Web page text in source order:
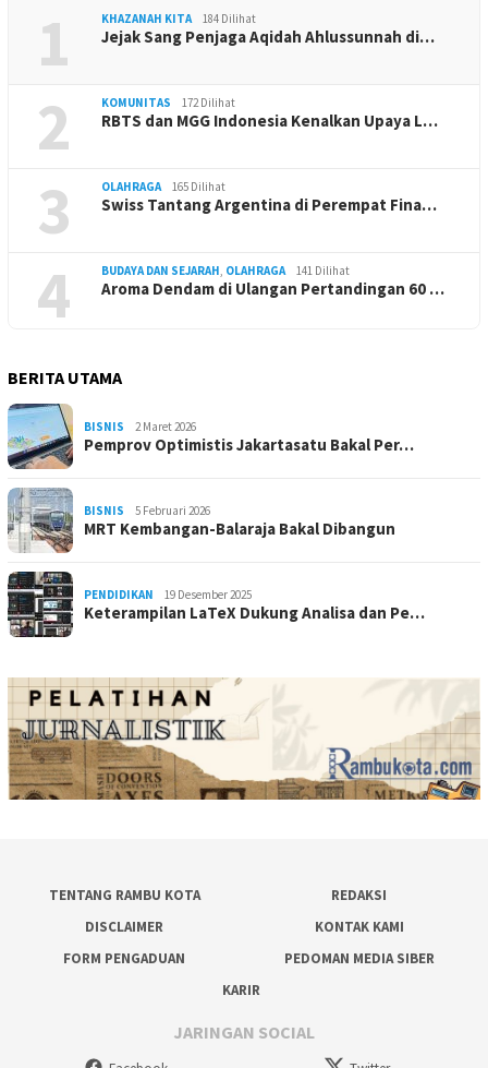
1 KHAZANAH KITA 184 Dilihat
Jejak Sang Penjaga Aqidah Ahlussunnah di…
2 KOMUNITAS 172 Dilihat
RBTS dan MGG Indonesia Kenalkan Upaya L…
3 OLAHRAGA 165 Dilihat
Swiss Tantang Argentina di Perempat Fina…
4 BUDAYA DAN SEJARAH, OLAHRAGA 141 Dilihat
Aroma Dendam di Ulangan Pertandingan 60 …
BERITA UTAMA
BISNIS 2 Maret 2026
Pemprov Optimistis Jakartasatu Bakal Per…
BISNIS 5 Februari 2026
MRT Kembangan-Balaraja Bakal Dibangun
PENDIDIKAN 19 Desember 2025
Keterampilan LaTeX Dukung Analisa dan Pe…
TENTANG RAMBU KOTA
REDAKSI
DISCLAIMER
KONTAK KAMI
FORM PENGADUAN
PEDOMAN MEDIA SIBER
KARIR
JARINGAN SOCIAL